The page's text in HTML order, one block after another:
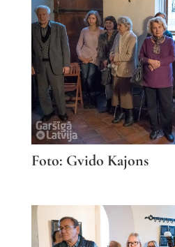
Foto: Gvido Kajons